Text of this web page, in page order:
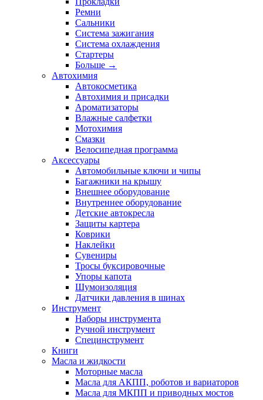
Ремни
Сальники
Система зажигания
Система охлаждения
Стартеры
Больше →
Автохимия
Автокосметика
Автохимия и присадки
Ароматизаторы
Влажные салфетки
Мотохимия
Смазки
Велосипедная программа
Аксессуары
Автомобильные ключи и чипы
Багажники на крышу
Внешнее оборудование
Внутреннее оборудование
Детские автокресла
Защиты картера
Коврики
Наклейки
Сувениры
Тросы буксировочные
Упоры капота
Шумоизоляция
Датчики давления в шинах
Инструмент
Наборы инструмента
Ручной инструмент
Специнструмент
Книги
Масла и жидкости
Моторные масла
Масла для АКПП, роботов и вариаторов
Масла для МКПП и приводных мостов